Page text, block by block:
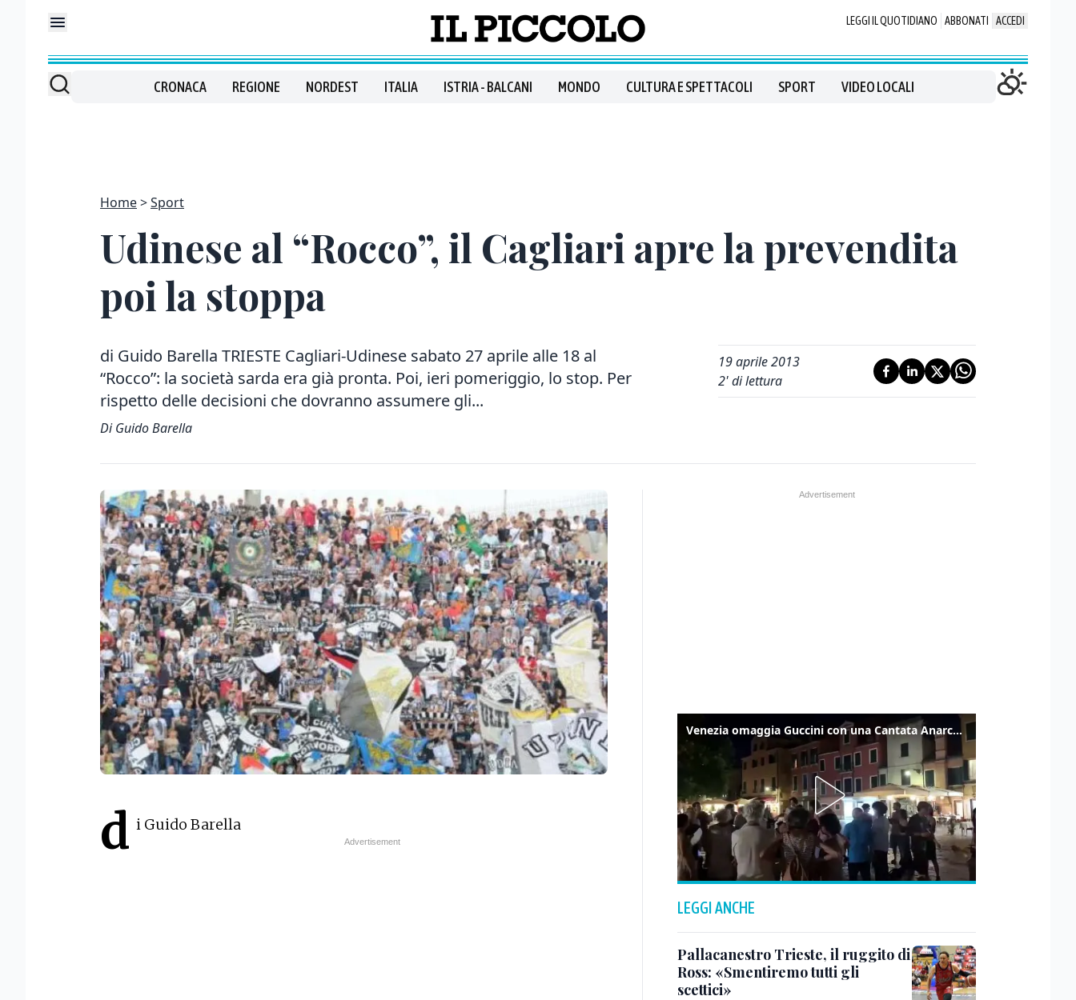
LEGGI IL QUOTIDIANO ABBONATI ACCEDI
CRONACA REGIONE NORDEST ITALIA ISTRIA - BALCANI MONDO CULTURA E SPETTACOLI SPORT VIDEO LOCALI
Home Sport
Udinese al “Rocco”, il Cagliari apre la prevendita
poi la stoppa
di Guido Barella TRIESTE Cagliari-Udinese sabato 27 aprile alle 18 al
“Rocco”: la società sarda era già pronta. Poi, ieri pomeriggio, lo stop. Per
rispetto delle decisioni che dovranno assumere gli...
Di Guido Barella
19 aprile 2013
2' di lettura
d i Guido Barella
Venezia omaggia Guccini con una Cantata Anarchica in campo Santa Margherita
LEGGI ANCHE
Pallacanestro Trieste, il ruggito di
Ross: «Smentiremo tutti gli
scettici»